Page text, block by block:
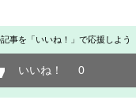
事を「いいね！」で応援しよう
いいね！ 0